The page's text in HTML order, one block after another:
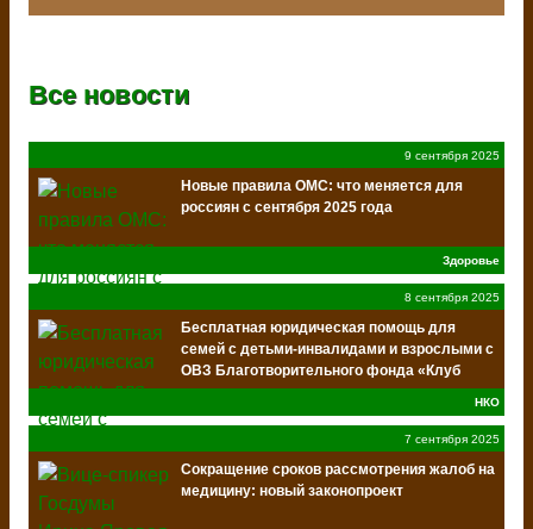
Все новости
9 сентября 2025
Новые правила ОМС: что меняется для
россиян с сентября 2025 года
Здоровье
8 сентября 2025
Бесплатная юридическая помощь для
семей с детьми-инвалидами и взрослыми с
ОВЗ Благотворительного фонда «Клуб
Добряков»
НКО
7 сентября 2025
Сокращение сроков рассмотрения жалоб на
медицину: новый законопроект